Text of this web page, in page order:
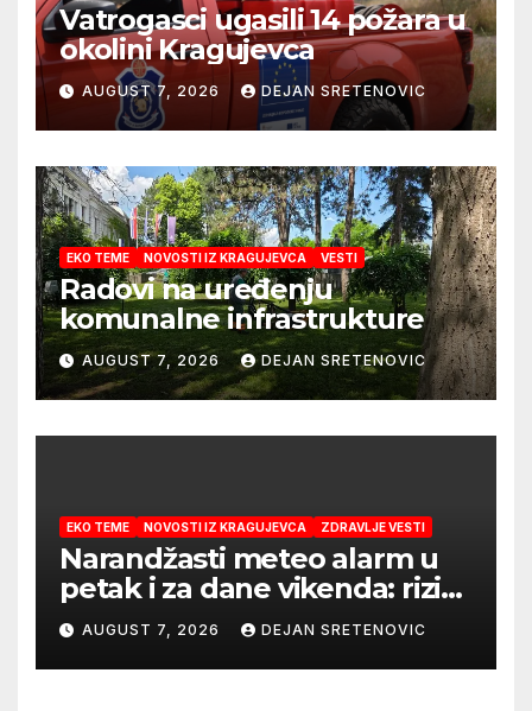
Vatrogasci ugasili 14 požara u
okolini Kragujevca
AUGUST 7, 2026 DEJAN SRETENOVIC
EKO TEME NOVOSTI IZ KRAGUJEVCA VESTI
Radovi na uređenju
komunalne infrastrukture
AUGUST 7, 2026 DEJAN SRETENOVIC
EKO TEME NOVOSTI IZ KRAGUJEVCA ZDRAVLJE VESTI
Narandžasti meteo alarm u
petak i za dane vikenda: rizik
od nastanka i širenja požara
na otvorenom i dalje veoma
visok
AUGUST 7, 2026 DEJAN SRETENOVIC